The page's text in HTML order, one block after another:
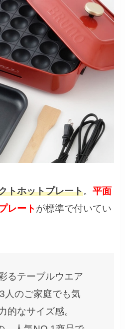
トホットプレート。平面
レートが標準で付いてい
るテーブルウエア
人のご家庭でも気
的なサイズ感。